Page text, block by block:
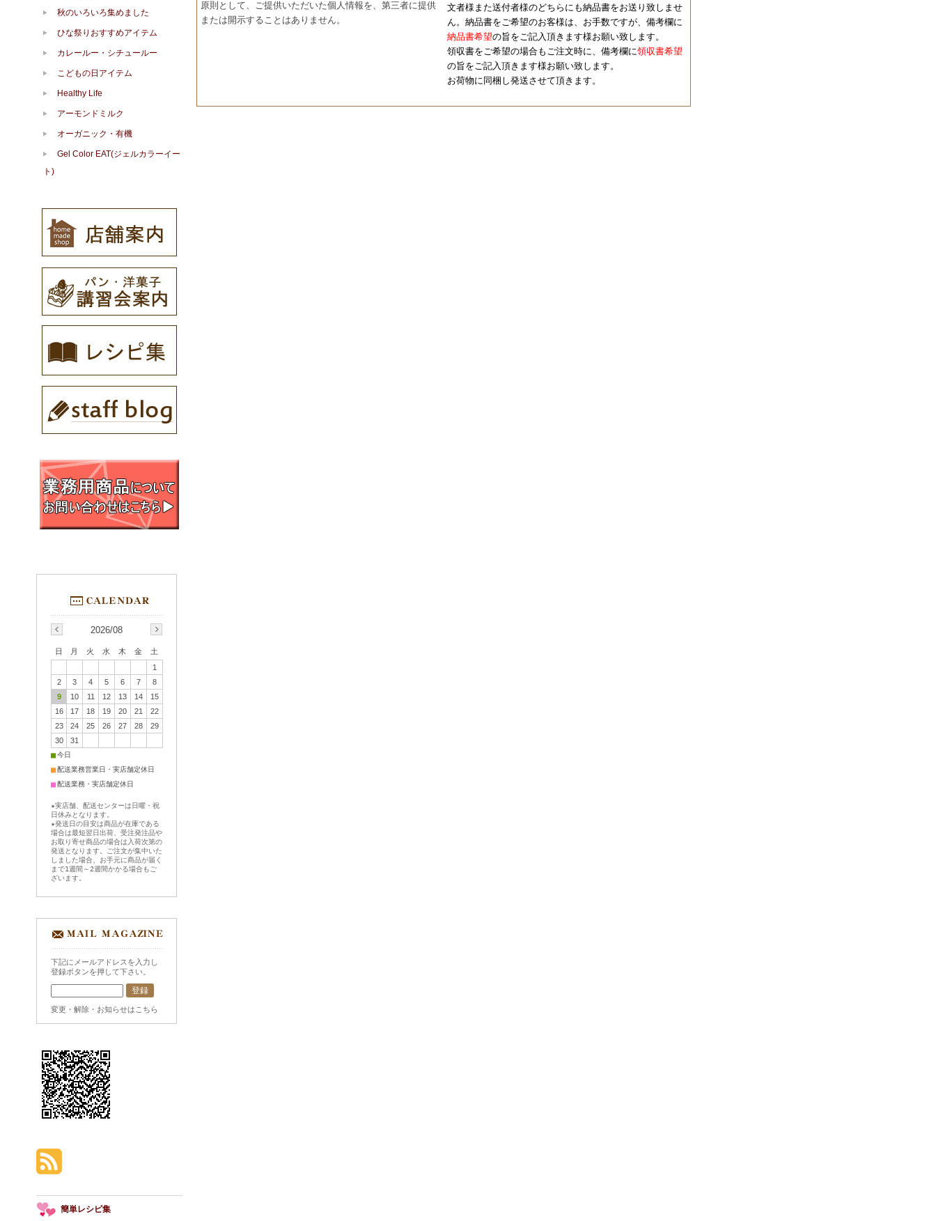
原則として、ご提供いただいた個人情報を、第三者に提供
または開示することはありません。
文者様また送付者様のどちらにも納品書をお送り致しませ
ん。納品書をご希望のお客様は、お手数ですが、備考欄に
納品書希望の旨をご記入頂きます様お願い致します。
領収書をご希望の場合もご注文時に、備考欄に領収書希望
の旨をご記入頂きます様お願い致します。
お荷物に同梱し発送させて頂きます。
秋のいろいろ集めました
ひな祭りおすすめアイテム
カレールー・シチュールー
こどもの日アイテム
Healthy Life
アーモンドミルク
オーガニック・有機
Gel Color EAT(ジェルカラーイー
ト)
2026/08
日 月 火 水 木 金
土
1
2
3 4 5 6 7
8
9
10 11 12 13 14
15
16
17 18 19 20 21
22
23
24 25 26 27 28
29
30
31
■今日
■配送業務営業日・実店舗定休日
■配送業務・実店舗定休日
★実店舗、配送センターは日曜・祝
日休みとなります。
★発送日の目安は商品が在庫である
場合は最短翌日出荷、受注発注品や
お取り寄せ商品の場合は入荷次第の
発送となります。ご注文が集中いた
しました場合、お手元に商品が届く
まで1週間～2週間かかる場合もご
ざいます。
下記にメールアドレスを入力し
登録ボタンを押して下さい。
変更・解除・お知らせはこちら
簡単レシピ集